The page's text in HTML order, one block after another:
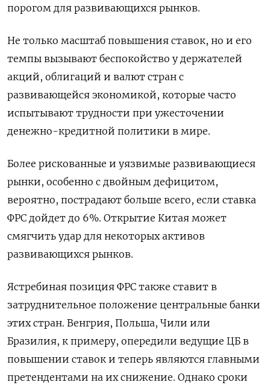
порогом для развивающихся рынков.
Не только масштаб повышения ставок, но и его
темпы вызывают беспокойство у держателей
акций, облигаций и валют стран с
развивающейся экономикой, которые часто
испытывают трудности при ужесточении
денежно-кредитной политики в мире.
Более рискованные и уязвимые развивающиеся
рынки, особенно с двойным дефицитом,
вероятно, пострадают больше всего, если ставка
ФРС дойдет до 6%. Открытие Китая может
смягчить удар для некоторых активов
развивающихся рынков.
Ястребиная позиция ФРС также ставит в
затруднительное положение центральные банки
этих стран. Венгрия, Польша, Чили или
Бразилия, к примеру, опередили ведущие ЦБ в
повышении ставок и теперь являются главными
претендентами на их снижение. Однако сроки